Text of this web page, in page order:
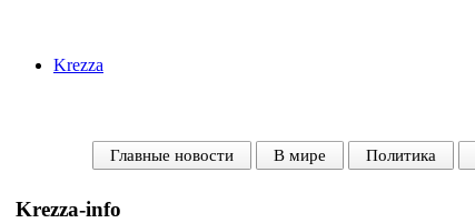
Krezza
Главные новости В мире Политика
Krezza-info